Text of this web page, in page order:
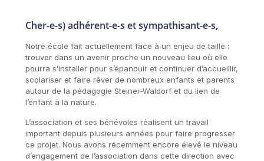
Cher-e-s) adhérent-e-s et sympathisant-e-s,
Notre école fait actuellement face à un enjeu de taille :
trouver dans un avenir proche un nouveau lieu où elle
pourra s’installer pour s’épanouir et continuer d’accueillir,
scolariser et faire rêver de nombreux enfants et parents
autour de la pédagogie Steiner-Waldorf et du lien de
l’enfant à la nature.
L’association et ses bénévoles réalisent un travail
important depuis plusieurs années pour faire progresser
ce projet. Nous avons récemment encore élevé le niveau
d’engagement de l’association dans cette direction avec